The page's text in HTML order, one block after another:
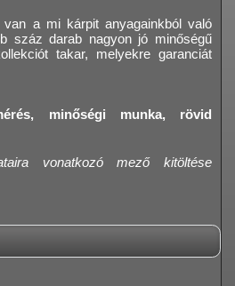
van a mi kárpit anyagainkból való
száz darab nagyon jó minőségű
takar, melyekre garanciát
minőségi munka, rövid
vonatkozó mező kitöltése